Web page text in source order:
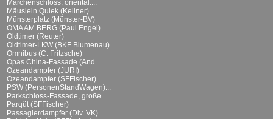
Märchenschloss, oriental....
Mäuslein Quiek (Kellner)
Münsterplatz (Münster-BV)
OMA AM BERG (Paul Engel)
Oldtimer (Reuter)
Oldtimer-LKW (BKF Blumenau)
Omnibus (C. Fritzsche)
Opas China-Fassade (And....
Ozeandampfer (JURI)
Ozeandampfer (SFFischer)
PSW (PersonenStandWagen)...
Parkschloss-Fassade, große...
Parqüt (SFFischer)
Passagierdampfer (Div. VK)